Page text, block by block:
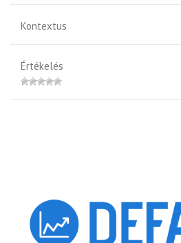
Kontextus
Értékelés